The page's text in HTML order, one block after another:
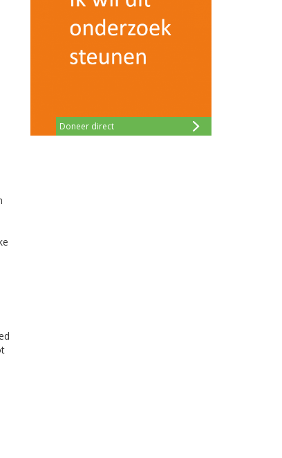
Doneer direct